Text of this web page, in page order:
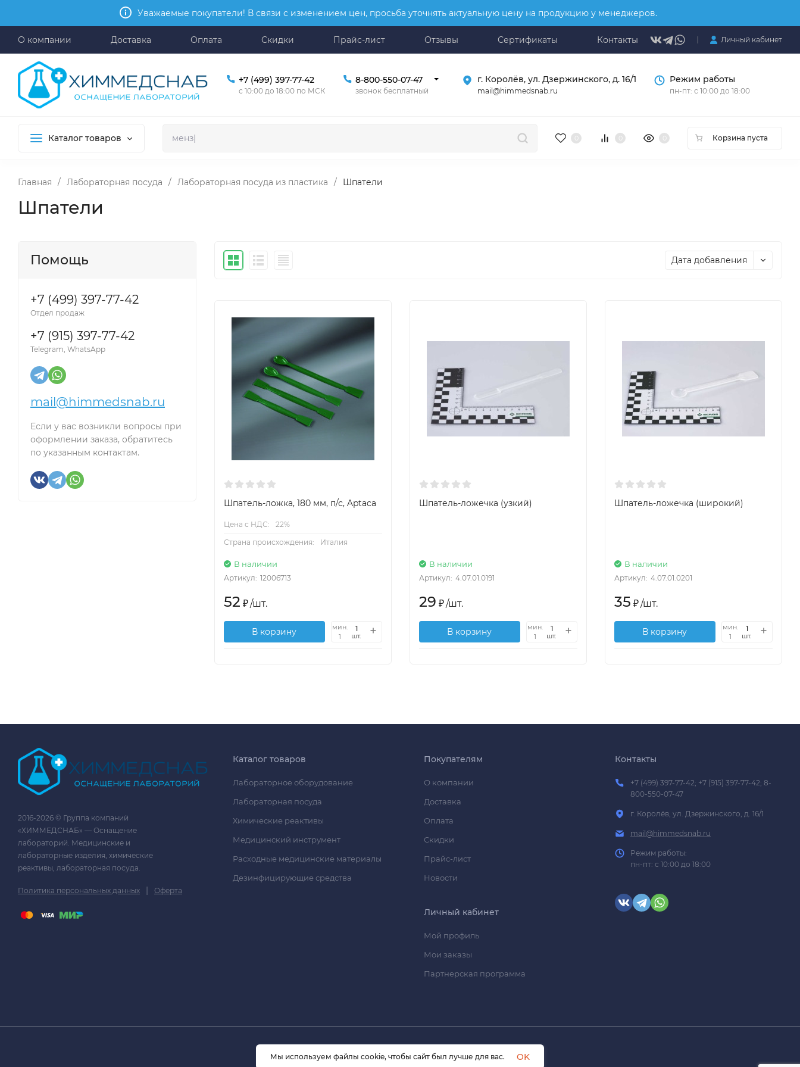
Уважаемые покупатели! В связи с изменением цен, просьба уточнять актуальную цену на продукцию у менеджеров.
О компании Доставка Оплата Скидки Прайс-лист Отзывы Сертификаты Контакты Личный кабинет
+7 (499) 397-77-42
с 10:00 до 18:00 по МСК
8-800-550-07-47
звонок бесплатный
г. Королёв, ул. Дзержинского, д. 16/1
mail@himmedsnab.ru
Режим работы
пн-пт: с 10:00 до 18:00
Каталог товаров Корзина пуста
Главная / Лабораторная посуда / Лабораторная посуда из пластика / Шпатели
Шпатели
Помощь
+7 (499) 397-77-42
Отдел продаж
+7 (915) 397-77-42
Telegram, WhatsApp
mail@himmedsnab.ru
Если у вас возникли вопросы при
оформлении заказа, обратитесь
по указанным контактам.
Дата добавления
Шпатель-ложка, 180 мм, п/с, Aptaca
Цена с НДС:
22%
Страна происхождения:
Италия
В наличии
Артикул: 12006713
52 ₽/шт.
В корзину
мин.
1
шт.
Шпатель-ложечка (узкий)
В наличии
Артикул: 4.07.01.0191
29 ₽/шт.
В корзину
мин.
1
шт.
Шпатель-ложечка (широкий)
В наличии
Артикул: 4.07.01.0201
35 ₽/шт.
В корзину
мин.
1
шт.
2016-2026 © Группа компаний
«ХИММЕДСНАБ» — Оснащение
лабораторий. Медицинские и
лабораторные изделия, химические
реактивы, лабораторная посуда.
Политика персональных данных | Оферта
Каталог товаров
Лабораторное оборудование
Лабораторная посуда
Химические реактивы
Медицинский инструмент
Расходные медицинские материалы
Дезинфицирующие средства
Покупателям
О компании
Доставка
Оплата
Скидки
Прайс-лист
Новости
Личный кабинет
Мой профиль
Мои заказы
Партнерская программа
Контакты
+7 (499) 397-77-42; +7 (915) 397-77-42; 8-
800-550-07-47
г. Королёв, ул. Дзержинского, д. 16/1
mail@himmedsnab.ru
Режим работы:
пн-пт: с 10:00 до 18:00
Мы используем файлы cookie, чтобы сайт был лучше для вас.
OK